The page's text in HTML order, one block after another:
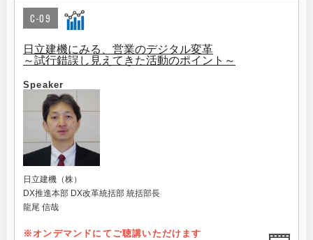
C-09
日立建機にみる、営業のデジタル変革
～試行錯誤し見えてきた活動のポイント～
Speaker
日立建機（株）
DX推進本部 DX改革統括部 統括部長
龍尾 信哉
※オンデマンドにてご聴講いただけます